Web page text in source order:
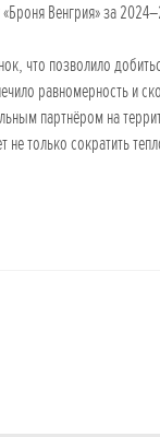
Венгрия» за
что позволило
равномерность и
партнёром на
только сократить